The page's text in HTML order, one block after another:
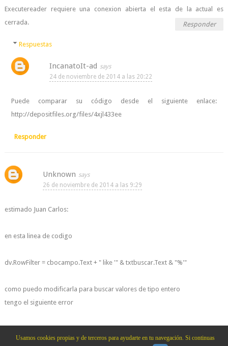
Executereader requiere una conexion abierta el esta de la actual es
cerrada.
Responder
Respuestas
IncanatoIt-ad
24 de noviembre de 2014 a las 20:22
Puede comparar su código desde el siguiente enlace:
http://depositfiles.org/files/4xjl433ee
Responder
Unknown
26 de noviembre de 2014 a las 9:29
estimado Juan Carlos:
en esta linea de codigo
dv.RowFilter = cbocampo.Text + " like '" & txtbuscar.Text & "%'"
como puedo modificarla para buscar valores de tipo entero
tengo el siguiente error
Usamos cookies propias y de terceros para ayudarte en tu navegación. Si continuas